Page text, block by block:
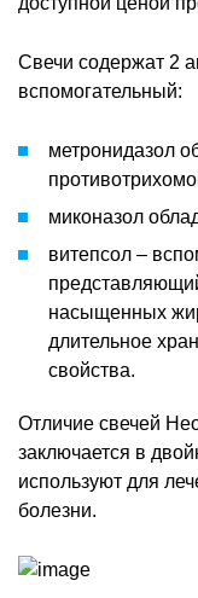
Свечи содержат 2
вспомогательный:
метронидазол
миконазол
витепсол –
насыщенных
длительное
свойства.
Отличие свечей
заключается в
используют для
болезни.